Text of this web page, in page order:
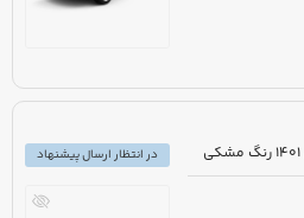
در انتظار ارسال پیشنهاد